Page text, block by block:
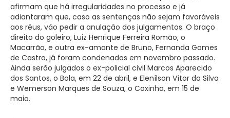
afirmam que há irregularidades no processo e já
adiantaram que, caso as sentenças não sejam favoráveis
aos réus, vão pedir a anulação dos julgamentos. O braço
direito do goleiro, Luiz Henrique Ferreira Romão, o
Macarrão, e outra ex-amante de Bruno, Fernanda Gomes
de Castro, já foram condenados em novembro passado.
Ainda serão julgados o ex-policial civil Marcos Aparecido
dos Santos, o Bola, em 22 de abril, e Elenílson Vítor da Silva
e Wemerson Marques de Souza, o Coxinha, em 15 de
maio.